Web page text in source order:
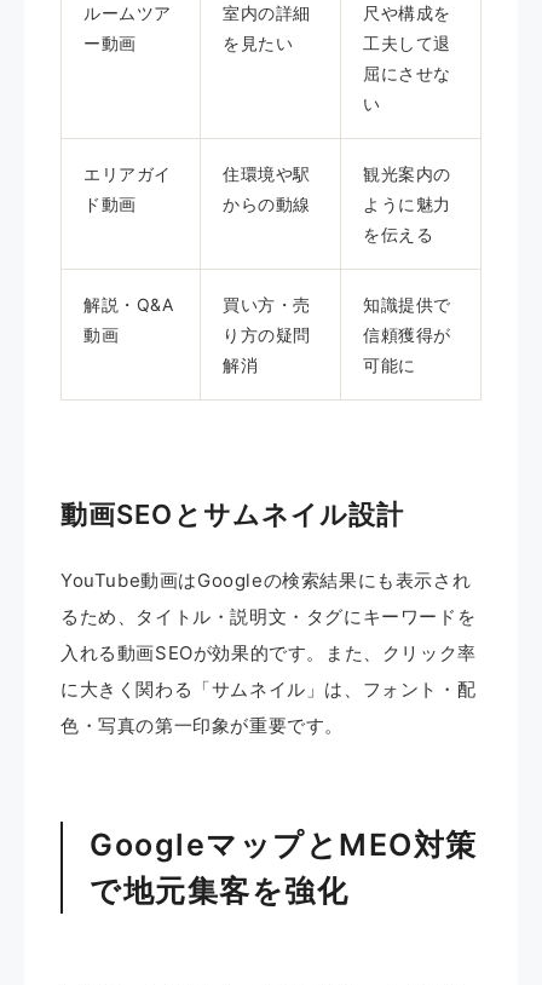
ルームツア
ー動画
室内の詳細
を見たい
尺や構成を
工夫して退
屈にさせな
い
エリアガイ
ド動画
住環境や駅
からの動線
観光案内の
ように魅力
を伝える
解説・Q&A
動画
買い方・売
り方の疑問
解消
知識提供で
信頼獲得が
可能に
動画SEOとサムネイル設計
YouTube動画はGoogleの検索結果にも表示され
るため、タイトル・説明文・タグにキーワードを
入れる動画SEOが効果的です。また、クリック率
に大きく関わる「サムネイル」は、フォント・配
色・写真の第一印象が重要です。
GoogleマップとMEO対策
で地元集客を強化